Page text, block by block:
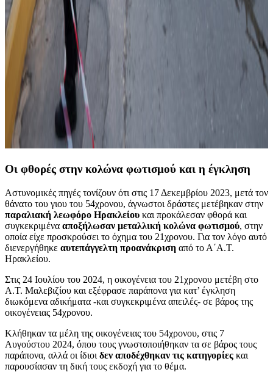
Οι φθορές στην κολώνα φωτισμού και η έγκληση
Αστυνομικές πηγές τονίζουν ότι στις 17 Δεκεμβρίου 2023, μετά τον
θάνατο του γιου του 54χρονου, άγνωστοι δράστες μετέβηκαν στην
παραλιακή λεωφόρο Ηρακλείου και προκάλεσαν φθορά και
συγκεκριμένα αποξήλωσαν μεταλλική κολώνα φωτισμού, στην
οποία είχε προσκρούσει το όχημα του 21χρονου. Για τον λόγο αυτό
διενεργήθηκε αυτεπάγγελτη προανάκριση από το Α΄Α.Τ.
Ηρακλείου.
Στις 24 Ιουλίου του 2024, η οικογένεια του 21χρονου μετέβη στο
Α.Τ. Μαλεβιζίου και εξέφρασε παράπονα για κατ’ έγκληση
διωκόμενα αδικήματα -και συγκεκριμένα απειλές- σε βάρος της
οικογένειας 54χρονου.
Κλήθηκαν τα μέλη της οικογένειας του 54χρονου, στις 7
Αυγούστου 2024, όπου τους γνωστοποιήθηκαν τα σε βάρος τους
παράπονα, αλλά οι ίδιοι δεν αποδέχθηκαν τις κατηγορίες και
παρουσίασαν τη δική τους εκδοχή για το θέμα.